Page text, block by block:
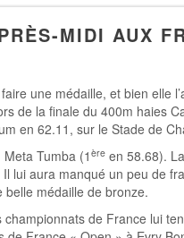
MIDI AUX
une médaille, et bien elle
de la finale du 400m haies
en 62.11, sur le Stade de
Tumba (1ère en 58.68).
Il lui aura manqué un peu de
médaille de bronze.
championnats de France lui